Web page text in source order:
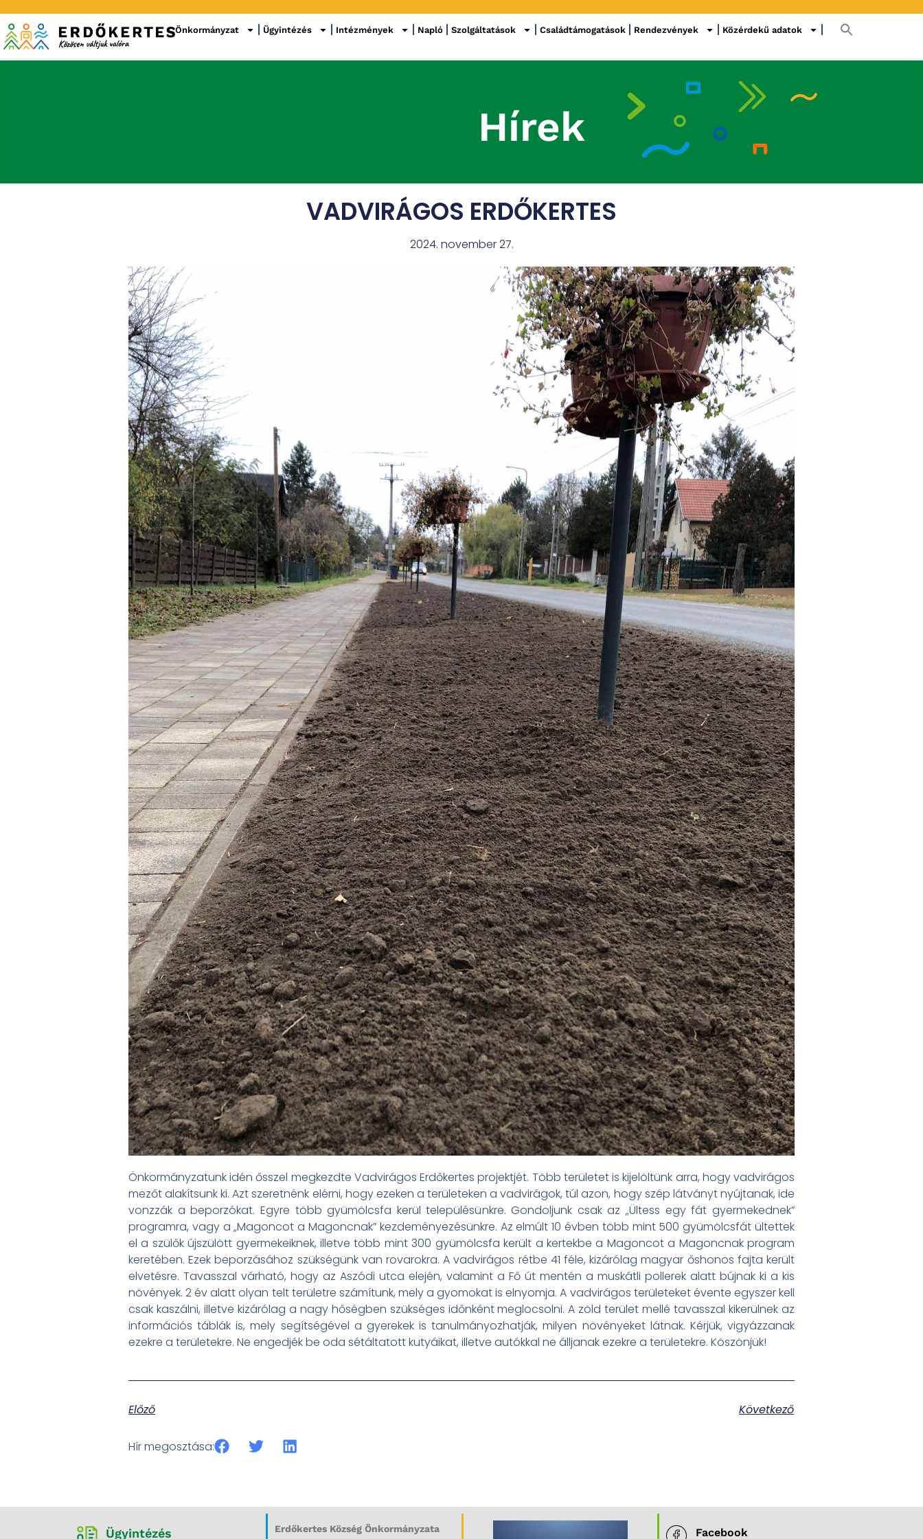
Önkormányzat Ügyintézés Intézmények Napló Szolgáltatások Családtámogatások Rendezvények Közérdekű adatok
Hírek
VADVIRÁGOS ERDŐKERTES
2024. november 27.
Önkormányzatunk idén ősszel megkezdte Vadvirágos Erdőkertes projektjét. Több területet is kijelöltünk arra, hogy vadvirágos
mezőt alakítsunk ki. Azt szeretnénk elérni, hogy ezeken a területeken a vadvirágok, túl azon, hogy szép látványt nyújtanak, ide
vonzzák a beporzókat. Egyre több gyümölcsfa kerül településünkre. Gondoljunk csak az „Ültess egy fát gyermekednek”
programra, vagy a „Magoncot a Magoncnak” kezdeményezésünkre. Az elmúlt 10 évben több mint 500 gyümölcsfát ültettek
el a szülők újszülött gyermekeiknek, illetve több mint 300 gyümölcsfa került a kertekbe a Magoncot a Magoncnak program
keretében. Ezek beporzásához szükségünk van rovarokra. A vadvirágos rétbe 41 féle, kizárólag magyar őshonos fajta került
elvetésre. Tavasszal várható, hogy az Aszódi utca elején, valamint a Fő út mentén a muskátli pollerek alatt bújnak ki a kis
növények. 2 év alatt olyan telt területre számítunk, mely a gyomokat is elnyomja. A vadvirágos területeket évente egyszer kell
csak kaszálni, illetve kizárólag a nagy hőségben szükséges időnként meglocsolni. A zöld terület mellé tavasszal kikerülnek az
információs táblák is, mely segítségével a gyerekek is tanulmányozhatják, milyen növényeket látnak. Kérjük, vigyázzanak
ezekre a területekre. Ne engedjék be oda sétáltatott kutyáikat, illetve autókkal ne álljanak ezekre a területekre. Köszönjük!
Előző Következő
Hír megosztása:
Ügyintézés Erdőkertes Község Önkormányzata Facebook